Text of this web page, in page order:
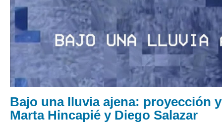
Bajo una lluvia ajena: proyección
Marta Hincapié y Diego Salazar